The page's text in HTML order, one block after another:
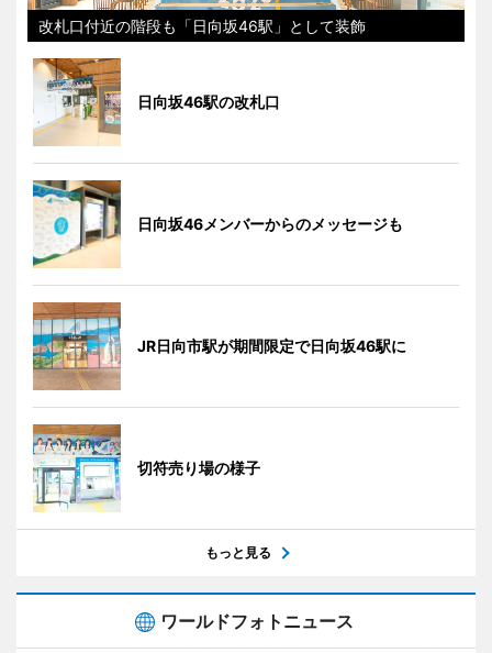
改札口付近の階段も「日向坂46駅」として装飾
日向坂46駅の改札口
日向坂46メンバーからのメッセージも
JR日向市駅が期間限定で日向坂46駅に
切符売り場の様子
もっと見る
ワールドフォトニュース